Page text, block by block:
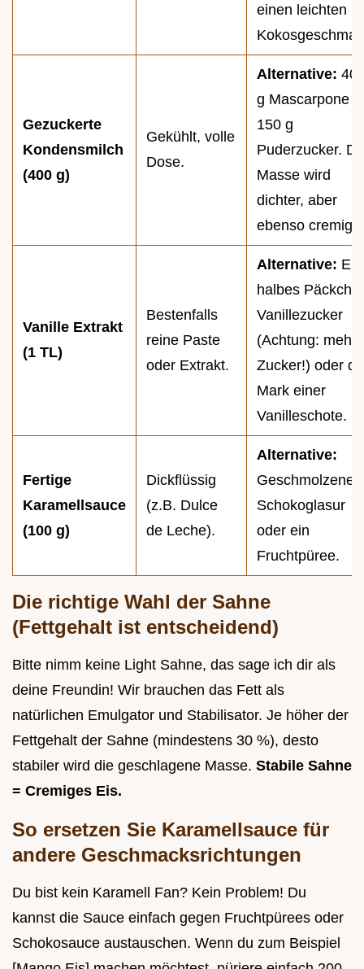
einen leichten
Gezuckerte
Kondensmilch
(400 g)
Gekühlt, volle
Dose.
Alternative:
g Mascarpone +
150 g
Puderzucker.
Masse wird
dichter, aber
ebenso cremig.
Vanille Extrakt
(1 TL)
Bestenfalls
reine Paste
oder Extrakt.
Alternative: Ein
halbes
Vanillezucker
(Achtung: mehr
Zucker!) oder
Mark einer
Vanilleschote.
Fertige
Karamellsauce
(100 g)
Dickflüssig
(z.B. Dulce
de Leche).
Alternative:
Geschmolzene
Schokoglasur
oder ein
Fruchtpüree.
Die richtige Wahl der Sahne
(Fettgehalt ist entscheidend)
Bitte nimm keine Light Sahne, das sage ich dir als
deine Freundin! Wir brauchen das Fett als
natürlichen Emulgator und Stabilisator. Je höher der
Fettgehalt der Sahne (mindestens 30 %), desto
stabiler wird die geschlagene Masse. Stabile Sahne
= Cremiges Eis.
So ersetzen Sie Karamellsauce für
andere Geschmacksrichtungen
Du bist kein Karamell Fan? Kein Problem! Du
kannst die Sauce einfach gegen Fruchtpürees oder
Schokosauce austauschen. Wenn du zum Beispiel